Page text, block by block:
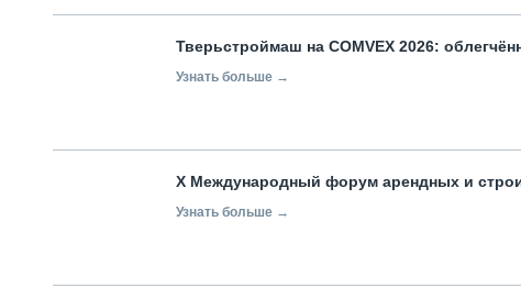
Тверьстроймаш на COMVEX 2026:
Узнать больше →
X Международный форум арендных и
Узнать больше →